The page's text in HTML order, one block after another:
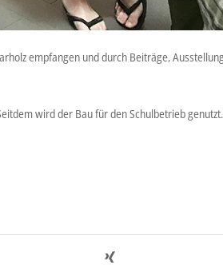
empfangen und durch Beiträge,
wird der Bau für den Schulbetrieb